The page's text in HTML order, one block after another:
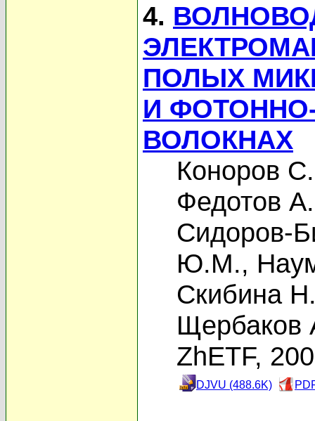
4.
ПОЛЫХ
И
ВОЛОКНАХ
Коноров
Федотов
Сидоров-
Ю.М.,
Скибина
Щербаков
ZhETF,
DJVU (488.6K)